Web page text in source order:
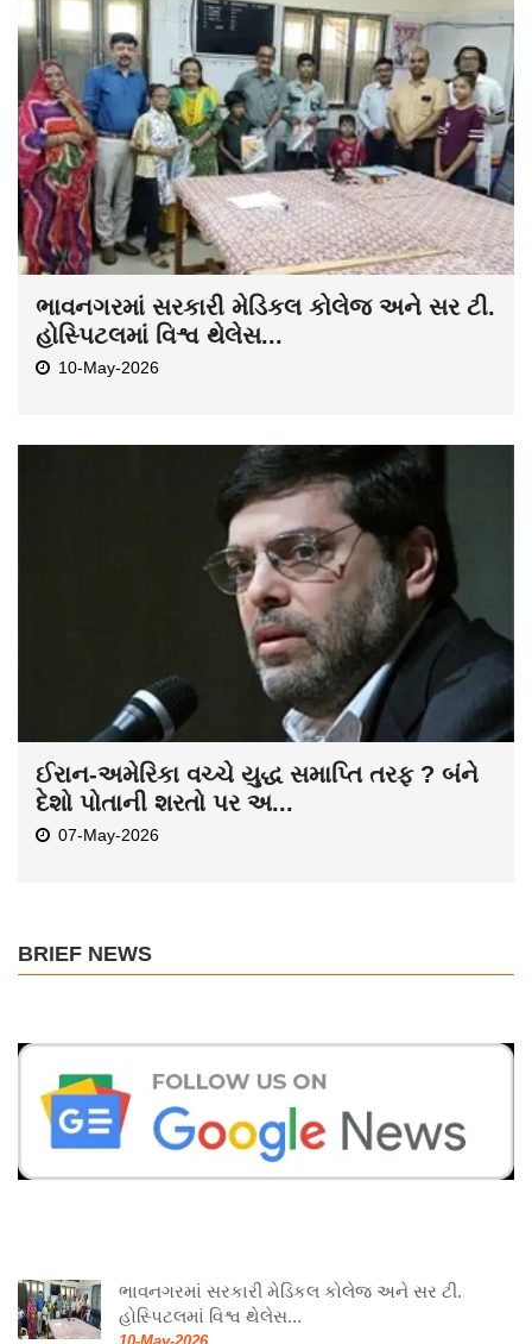
ભાવનગરમાં સરકારી મેડિકલ કોલેજ અને સર ટી.
હોસ્પિટલમાં વિશ્વ થેલેસ...
10-May-2026
ઈરાન-અમેરિકા વચ્ચે યુદ્ધ સમાપ્તિ તરફ ? બંને
દેશો પોતાની શરતો પર અ...
07-May-2026
BRIEF NEWS
ભાવનગરમાં સરકારી મેડિકલ કોલેજ અને સર ટી.
હોસ્પિટલમાં વિશ્વ થેલેસ...